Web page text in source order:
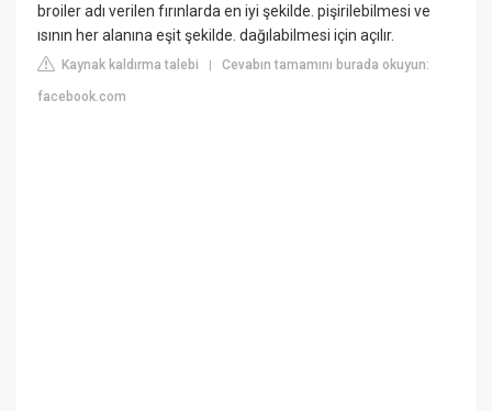
broiler adı verilen fırınlarda en iyi şekilde. pişirilebilmesi ve
ısının her alanına eşit şekilde. dağılabilmesi için açılır.
Kaynak kaldırma talebi |Cevabın tamamını burada okuyun:
facebook.com